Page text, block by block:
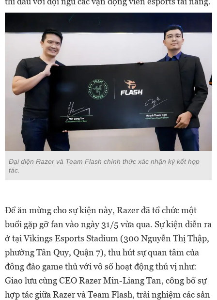
Đại diện Razer và Team Flash chính thức xác nhận ký kết hợp
tác.
Để ăn mừng cho sự kiện này, Razer đã tổ chức một
buổi gặp gỡ fan vào ngày 31/5 vừa qua. Sự kiện diễn ra
ở tại Vikings Esports Stadium (300 Nguyễn Thị Thập,
phường Tân Quy, Quận 7), thu hút sự quan tâm của
đông đảo game thủ với vô số hoạt động thú vị như:
Giao lưu cùng CEO Razer Min-Liang Tan, công bố sự
hợp tác giữa Razer và Team Flash, trải nghiệm các sản